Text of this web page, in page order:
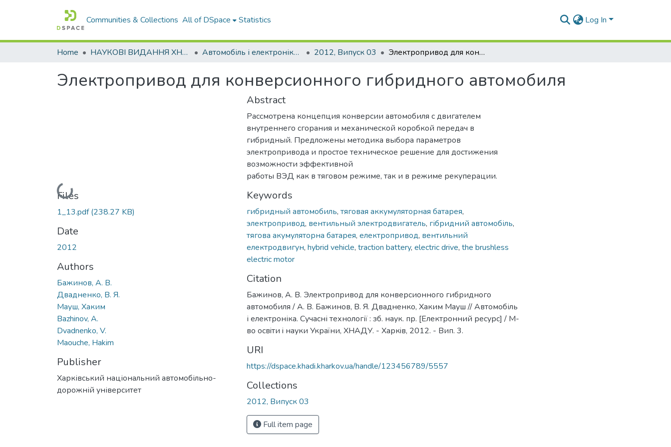
Communities & Collections All of DSpace Statistics Log In
Home НАУКОВІ ВИДАННЯ ХНАДУ Автомобіль і електроніка. Сучасні технології 2012, Випуск 03 Электропривод для конверсионного гибридного автомобиля
Электропривод для конверсионного гибридного автомобиля
Loading...
Files
1_13.pdf(238.27 KB)
Date
2012
Authors
Бажинов, А. В.
Двадненко, В. Я.
Мауш, Хаким
Bazhinov, A.
Dvadnenko, V.
Maouche, Hakim
Publisher
Харківський національний автомобільно-
дорожній університет
Abstract
Рассмотрена концепция конверсии автомобиля с двигателем
внутреннего сгорания и механической коробкой передач в
гибридный. Предложены методика выбора параметров
электропривода и простое техническое решение для достижения
возможности эффективной
работы ВЭД как в тяговом режиме, так и в режиме рекуперации.
Keywords
гибридный автомобиль, тяговая аккумуляторная батарея,
электропривод, вентильный электродвигатель, гібридний автомобіль,
тягова акумуляторна батарея, електропривод, вентильний
електродвигун, hybrid vehicle, traction battery, electric drive, the brushless
electric motor
Citation
Бажинов, А. В. Электропривод для конверсионного гибридного
автомобиля / А. В. Бажинов, В. Я. Двадненко, Хаким Мауш // Автомобіль
і електроніка. Сучасні технології : зб. наук. пр. [Електронний ресурс] / М-
во освiти i науки України, ХНАДУ. - Харкiв, 2012. - Вип. 3.
URI
https://dspace.khadi.kharkov.ua/handle/123456789/5557
Collections
2012, Випуск 03
Full item page